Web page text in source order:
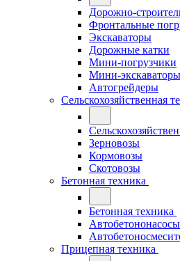
Дорожно-
Фронтальные
Экскаваторы
Дорожные катки
Мини-погрузчики
Мини-экскаваторы
Автогрейдеры
Сельскохозяйственная
Зерновозы
Кормовозы
Скотовозы
Бетонная техника
Бетонная техника
Автобетононасосы
Прицепная техника